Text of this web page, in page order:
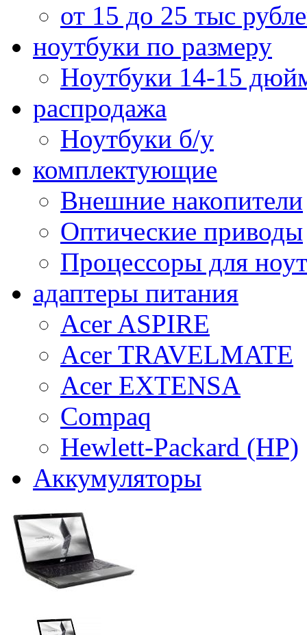
от 15 до 25 тыс
ноутбуки по размеру
Ноутбуки 14-15
распродажа
Ноутбуки б/у
комплектующие
Внешние накопители
Оптические приводы
Процессоры для
адаптеры питания
Acer ASPIRE
Acer TRAVELMATE
Acer EXTENSA
Compaq
Hewlett-Packard (HP)
Аккумуляторы